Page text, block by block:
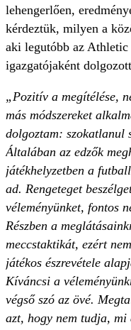
lehengerlően,
kérdeztük, milyen a
aki legutóbb az
igazgatójaként
„Pozitív a megítélése,
más módszereket
dolgoztam: szokatlanul
Általában az edzők
játékhelyzetben a
ad. Rengeteget
véleményünket, fontos
Részben a
meccstaktikát, ezért
játékos észrevétele
Kíváncsi a
végső szó az övé.
azt, hogy nem tudja,